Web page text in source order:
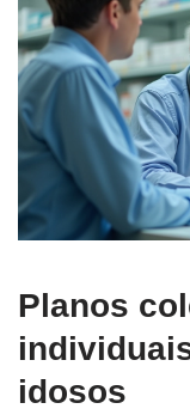
Planos
idosos